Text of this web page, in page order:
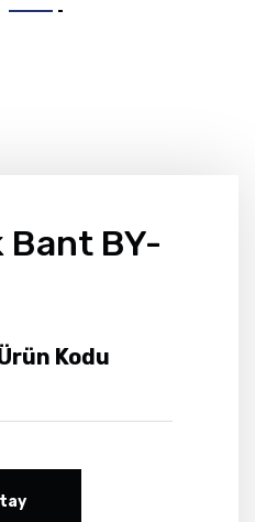
Bant BY-
Kodu